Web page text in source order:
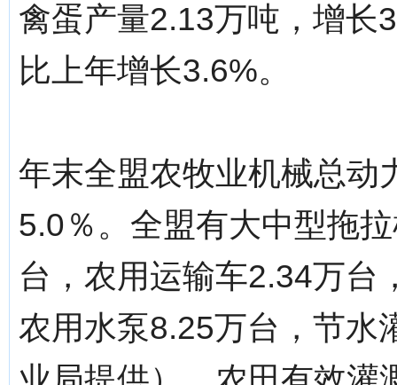
禽蛋产量2.13万吨，增长
比上年增长3.6%。
年末全盟农牧业机械总动
5.0％。全盟有大中型拖
台，农用运输车2.34万台
农用水泵8.25万台，节水